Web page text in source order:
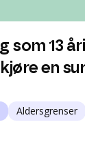
som 13
en
Aldersgrenser